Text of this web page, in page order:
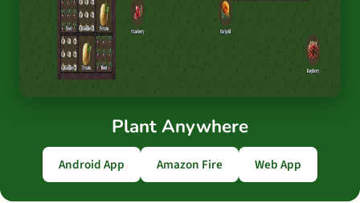
Plant Anywhere
Android App Amazon Fire Web App